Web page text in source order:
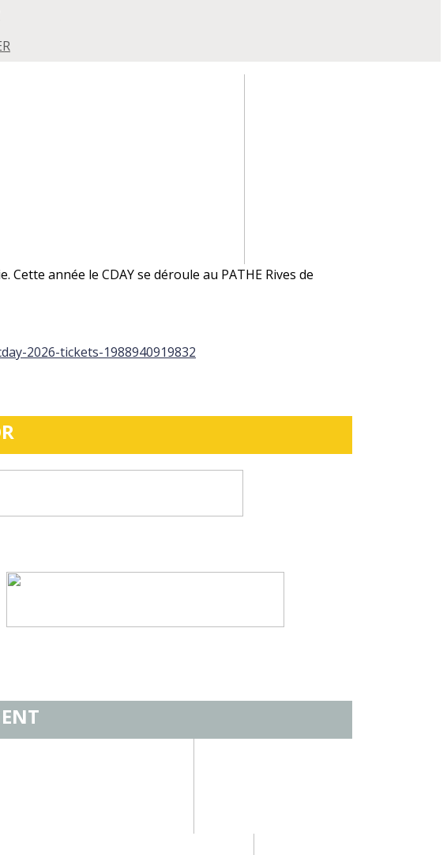
année le CDAY se déroule au PATHE Rives de
2026-tickets-1988940919832